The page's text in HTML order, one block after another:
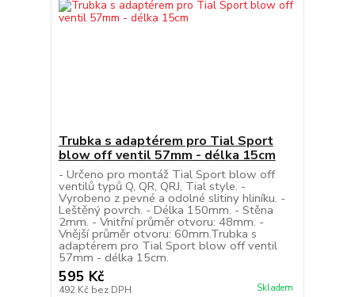
Trubka s adaptérem pro Tial Sport
blow off ventil 57mm - délka 15cm
- Určeno pro montáž Tial Sport blow off
ventilů typů Q, QR, QRJ, Tial style. -
Vyrobeno z pevné a odolné slitiny hliníku. -
Leštěný povrch. - Délka 150mm. - Stěna
2mm. - Vnitřní průměr otvoru: 48mm. -
Vnější průměr otvoru: 60mm.Trubka s
adaptérem pro Tial Sport blow off ventil
57mm - délka 15cm.
595 Kč
492 Kč bez DPH Skladem